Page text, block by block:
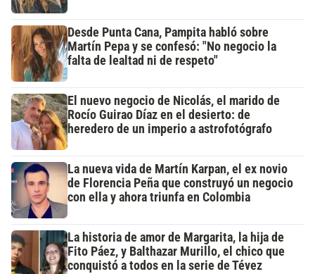
Desde Punta Cana, Pampita habló sobre
Martín Pepa y se confesó: "No negocio la
falta de lealtad ni de respeto"
El nuevo negocio de Nicolás, el marido de
Rocío Guirao Díaz en el desierto: de
heredero de un imperio a astrofotógrafo
La nueva vida de Martín Karpan, el ex novio
de Florencia Peña que construyó un negocio
con ella y ahora triunfa en Colombia
La historia de amor de Margarita, la hija de
Fito Páez, y Balthazar Murillo, el chico que
conquistó a todos en la serie de Tévez